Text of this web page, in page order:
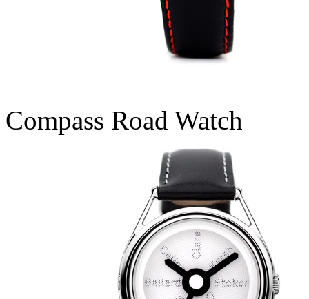
Compass Road Watch